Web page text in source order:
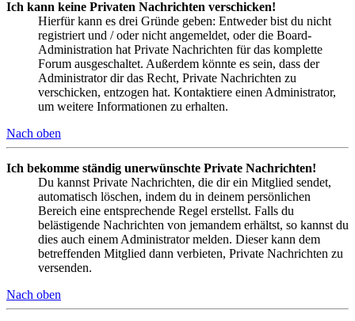
Ich kann keine Privaten Nachrichten verschicken!
Hierfür kann es drei Gründe geben: Entweder bist du nicht
registriert und / oder nicht angemeldet, oder die Board-
Administration hat Private Nachrichten für das komplette
Forum ausgeschaltet. Außerdem könnte es sein, dass der
Administrator dir das Recht, Private Nachrichten zu
verschicken, entzogen hat. Kontaktiere einen Administrator,
um weitere Informationen zu erhalten.
Nach oben
Ich bekomme ständig unerwünschte Private Nachrichten!
Du kannst Private Nachrichten, die dir ein Mitglied sendet,
automatisch löschen, indem du in deinem persönlichen
Bereich eine entsprechende Regel erstellst. Falls du
belästigende Nachrichten von jemandem erhältst, so kannst du
dies auch einem Administrator melden. Dieser kann dem
betreffenden Mitglied dann verbieten, Private Nachrichten zu
versenden.
Nach oben